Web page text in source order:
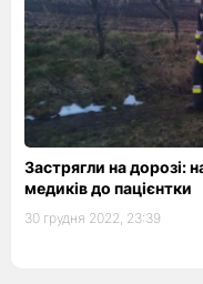
Застрягли на дорозі:
медиків до пацієнтки
30 грудня 2022, 23:39